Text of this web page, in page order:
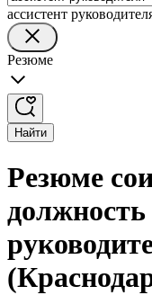
ассистент
Резюме
Найти
Резюме
должность